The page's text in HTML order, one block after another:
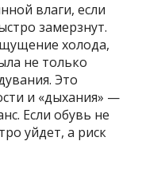
влаги, если
замерзнут.
холода,
не только
Это
и «дыхания» —
Если обувь не
уйдет, а риск